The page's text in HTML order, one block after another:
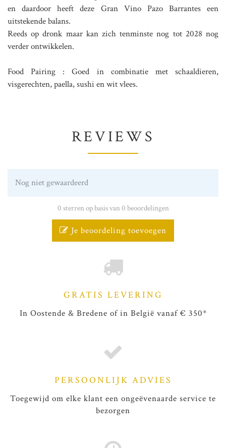
en daardoor heeft deze Gran Vino Pazo Barrantes een
uitstekende balans.
Reeds op dronk maar kan zich tenminste nog tot 2028 nog
verder ontwikkelen.
Food Pairing : Goed in combinatie met schaaldieren,
visgerechten, paella, sushi en wit vlees.
REVIEWS
Nog niet gewaardeerd
0 sterren op basis van 0 beoordelingen
Je beoordeling toevoegen
GRATIS LEVERING
In Oostende & Bredene of in België vanaf € 350*
PERSOONLIJK ADVIES
Toegewijd om elke klant een ongeëvenaarde service te
bezorgen